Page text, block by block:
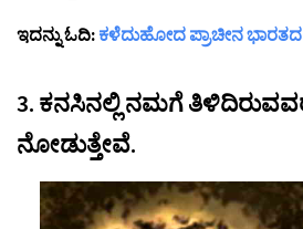
ಇದನ್ನು ಓದಿ: ಕಳೆದುಹೋದ ಪ್ರಾಚೀನ ಭಾರತದ
3. ಕನಸಿನಲ್ಲಿ ನಮಗೆ
ನೋಡುತ್ತೇವೆ.